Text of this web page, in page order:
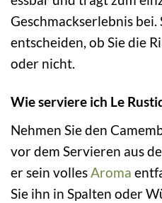
Geschmackserlebnis bei.
entscheiden, ob Sie die
oder nicht.
Wie serviere ich Le
Nehmen Sie den
vor dem Servieren aus
er sein vollesAroma
Sie ihn in Spalten oder